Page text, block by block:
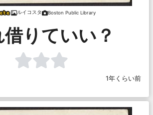
ルイコスタ Boston Public Library
借りていい？
1年くらい前